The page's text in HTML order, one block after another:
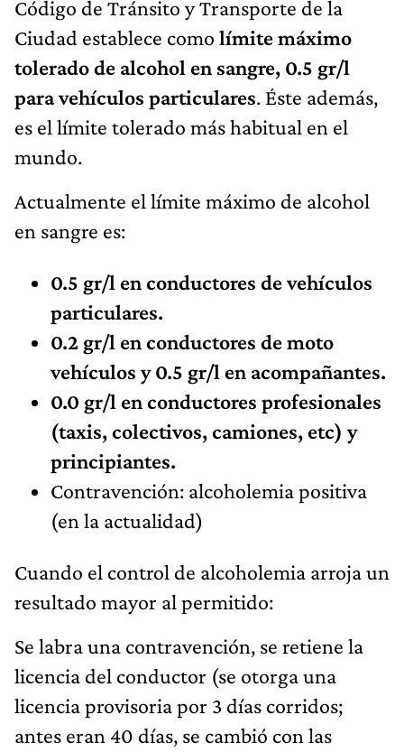
Código de Tránsito y Transporte de la
Ciudad establece como límite máximo
tolerado de alcohol en sangre, 0.5 gr/l
para vehículos particulares. Éste además,
es el límite tolerado más habitual en el
mundo.
Actualmente el límite máximo de alcohol
en sangre es:
0.5 gr/l en conductores de vehículos
particulares.
0.2 gr/l en conductores de moto
vehículos y 0.5 gr/l en acompañantes.
0.0 gr/l en conductores profesionales
(taxis, colectivos, camiones, etc) y
principiantes.
Contravención: alcoholemia positiva
(en la actualidad)
Cuando el control de alcoholemia arroja un
resultado mayor al permitido:
Se labra una contravención, se retiene la
licencia del conductor (se otorga una
licencia provisoria por 3 días corridos;
antes eran 40 días, se cambió con las